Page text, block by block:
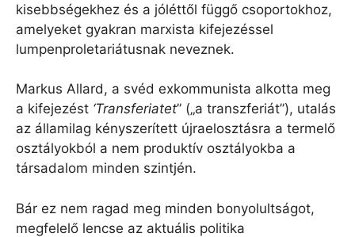
kisebbségekhez és a jóléttől függő csoportokhoz,
amelyeket gyakran marxista kifejezéssel
lumpenproletariátusnak neveznek.
Markus Allard, a svéd exkommunista alkotta meg
a kifejezést ‘Transferiatet” („a transzferiát”), utalás
az államilag kényszerített újraelosztásra a termelő
osztályokból a nem produktív osztályokba a
társadalom minden szintjén.
Bár ez nem ragad meg minden bonyolultságot,
megfelelő lencse az aktuális politika